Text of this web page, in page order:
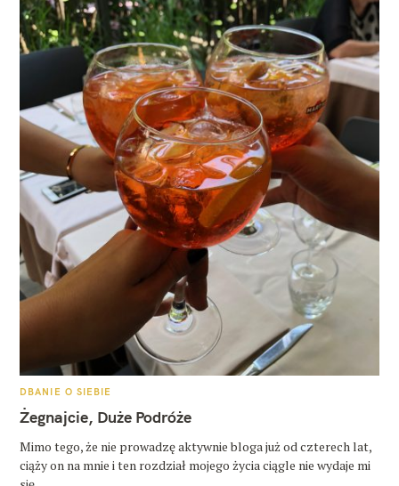
K
T
E
O
R
I
DBANIE O SIEBIE
Żegnajcie, Duże Podróże
Mimo tego, że nie prowadzę aktywnie bloga już od czterech lat,
ciąży on na mnie i ten rozdział mojego życia ciągle nie wydaje mi